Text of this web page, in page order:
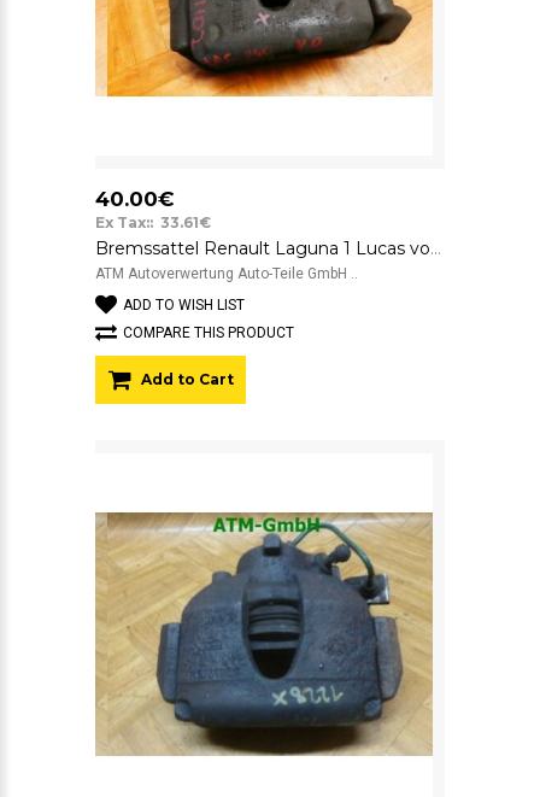
40.00€
Ex Tax:: 33.61€
Bremssattel Renault Laguna 1 Lucas vorne rechts Beifahrerseite
ATM Autoverwertung Auto-Teile GmbH ..
ADD TO WISH LIST
COMPARE THIS PRODUCT
Add to Cart